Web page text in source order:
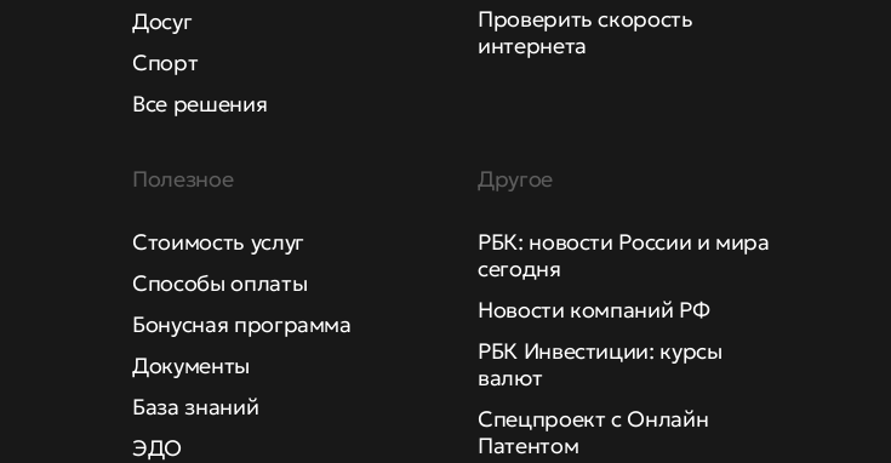
Досуг
Спорт
Все решения
Проверить скорость
интернета
Полезное
Стоимость услуг
Способы оплаты
Бонусная программа
Документы
База знаний
ЭДО
Другое
РБК: новости России и мира
сегодня
Новости компаний РФ
РБК Инвестиции: курсы
валют
Спецпроект с Онлайн
Патентом